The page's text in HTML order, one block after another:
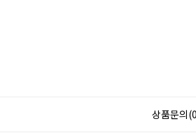
상품문의